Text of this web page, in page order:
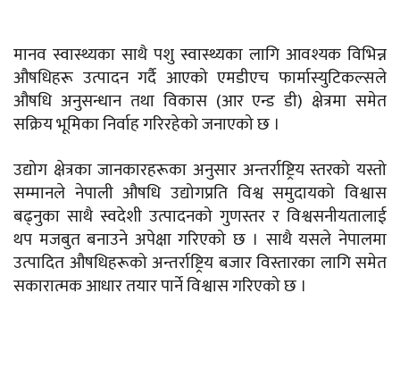
मानव स्वास्थ्यका साथै पशु स्वास्थ्यका लागि आवश्यक विभिन्न
औषधिहरू उत्पादन गर्दै आएको एमडीएच फार्मास्युटिकल्सले
औषधि अनुसन्धान तथा विकास (आर एन्ड डी) क्षेत्रमा समेत
सक्रिय भूमिका निर्वाह गरिरहेको जनाएको छ ।
उद्योग क्षेत्रका जानकारहरूका अनुसार अन्तर्राष्ट्रिय स्तरको यस्तो
सम्मानले नेपाली औषधि उद्योगप्रति विश्व समुदायको विश्वास
बढ्नुका साथै स्वदेशी उत्पादनको गुणस्तर र विश्वसनीयतालाई
थप मजबुत बनाउने अपेक्षा गरिएको छ । साथै यसले नेपालमा
उत्पादित औषधिहरूको अन्तर्राष्ट्रिय बजार विस्तारका लागि समेत
सकारात्मक आधार तयार पार्ने विश्वास गरिएको छ ।